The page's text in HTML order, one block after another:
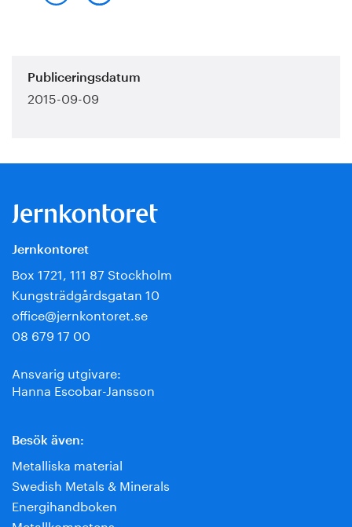
Publiceringsdatum
2015-09-09
Jernkontoret
Box 1721, 111 87 Stockholm
Kungsträdgårdsgatan 10
office@jernkontoret.se
08 679 17 00
Ansvarig utgivare:
Hanna Escobar-Jansson
Besök även:
Metalliska material
Swedish Metals & Minerals
Energihandboken